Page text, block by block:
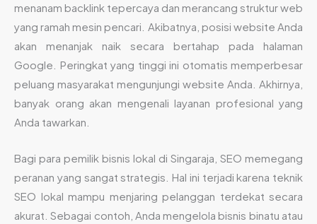
menanam backlink tepercaya dan merancang struktur web
yang ramah mesin pencari. Akibatnya, posisi website Anda
akan menanjak naik secara bertahap pada halaman
Google. Peringkat yang tinggi ini otomatis memperbesar
peluang masyarakat mengunjungi website Anda. Akhirnya,
banyak orang akan mengenali layanan profesional yang
Anda tawarkan.
Bagi para pemilik bisnis lokal di Singaraja, SEO memegang
peranan yang sangat strategis. Hal ini terjadi karena teknik
SEO lokal mampu menjaring pelanggan terdekat secara
akurat. Sebagai contoh, Anda mengelola bisnis binatu atau